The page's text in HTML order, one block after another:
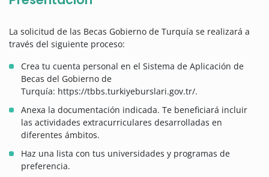
La solicitud de las Becas Gobierno de Turquía se realizará a
través del siguiente proceso:
Crea tu cuenta personal en el Sistema de Aplicación de
Becas del Gobierno de
Turquía: https://tbbs.turkiyeburslari.gov.tr/.
Anexa la documentación indicada. Te beneficiará incluir
las actividades extracurriculares desarrolladas en
diferentes ámbitos.
Haz una lista con tus universidades y programas de
preferencia.